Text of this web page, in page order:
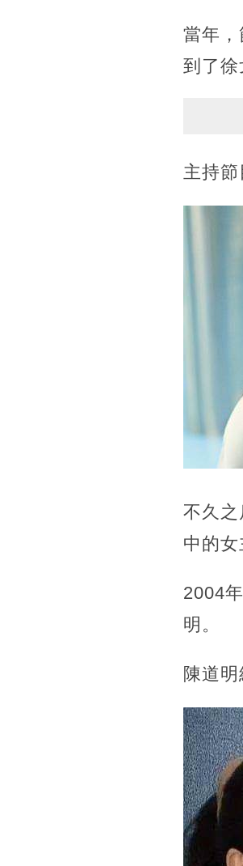
當年
到了徐
主持節
不久
中的女
2004
明。
陳道